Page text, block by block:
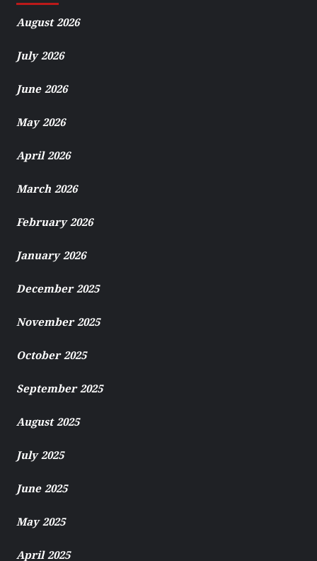
August 2026
July 2026
June 2026
May 2026
April 2026
March 2026
February 2026
January 2026
December 2025
November 2025
October 2025
September 2025
August 2025
July 2025
June 2025
May 2025
April 2025